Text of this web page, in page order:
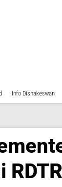
Info Disnakeswan